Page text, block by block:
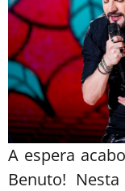
A espera
Benuto!